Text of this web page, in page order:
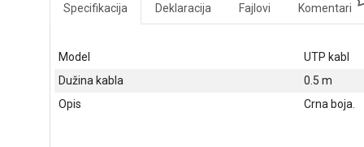
Specifikacija Deklaracija Fajlovi Komentari
Model
UTP kabl
Dužina kabla
0.5 m
Opis
Crna boja.